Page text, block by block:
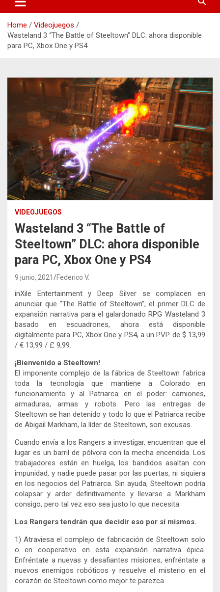
Home
Videojuegos
Wasteland 3 “The Battle of Steeltown” DLC: ahora disponible
para PC, Xbox One y PS4
VIDEOJUEGOS
Wasteland 3 “The Battle of
Steeltown” DLC: ahora disponible
para PC, Xbox One y PS4
9 junio, 2021 Federico V.
inXile Entertainment y Deep Silver se complacen en
anunciar que “The Battle of Steeltown”, el primer DLC de
expansión narrativa para el galardonado RPG Wasteland 3
basado en escuadrones, ahora está disponible
digitalmente para PC, Xbox One y PS4, a un PVP de $ 13,99
/ € 13,99 / £ 9,99.
¡Bienvenido a Steeltown!
El imponente complejo de la fábrica de Steeltown fabrica
toda la tecnología que mantiene a Colorado en
funcionamiento y al Patriarca en el poder: camiones,
armaduras, armas y robots. Pero las entregas de
Steeltown se han detenido y todo lo que el Patriarca recibe
de Abigail Markham, la líder de Steeltown, son excusas.
Cuando envía a los Rangers a investigar, encuentran que el
lugar es un barril de pólvora con la mecha encendida. Los
trabajadores están en huelga, los bandidos asaltan con
impunidad, y nadie puede pasar por las puertas, ni siquiera
en los negocios del Patriarca. Sin ayuda, Steeltown podría
colapsar y arder definitivamente y llevarse a Markham
consigo, pero tal vez eso sea justo lo que necesita.
Los Rangers tendrán que decidir eso por sí mismos.
1) Atraviesa el complejo de fabricación de Steeltown solo
o en cooperativo en esta expansión narrativa épica.
Enfréntate a nuevas y desafiantes misiones, enfréntate a
nuevos enemigos robóticos y resuelve el misterio en el
corazón de Steeltown como mejor te parezca.